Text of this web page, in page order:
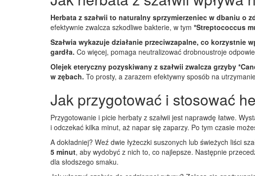
Herbata z szałwii to naturalny sprzymierzeniec w dbaniu o
efektywnie zwalcza szkodliwe bakterie, w tym *Streptococcus
Szałwia wykazuje działanie przeciwzapalne, co korzystnie
gardła. Co więcej, pomaga neutralizować drobnoustroje
Olejek eteryczny pozyskiwany z szałwii zwalcza grzyby
w zębach. To prosty, a zarazem efektywny sposób na
Jak przygotować i stosować
Przygotowanie i picie herbaty z szałwii jest naprawdę łatwe.
i odczekać kilka minut, aż napar się zaparzy. Po tym czasie
A dokładniej? Weź dwie łyżeczki suszonych lub świeżych liści
5 minut, aby wydobyć z nich to, co najlepsze. Następnie
dla słodszego smaku.